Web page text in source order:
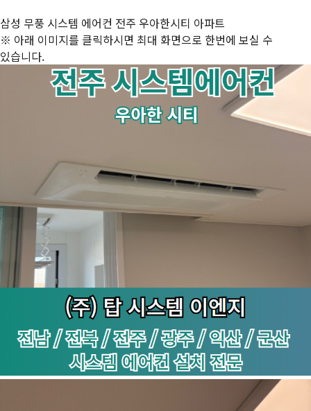
삼성 무풍 시스템 에어컨 전주 우아한시티 아파트
※ 아래 이미지를 클릭하시면 최대 화면으로 한번에 보실 수
있습니다.